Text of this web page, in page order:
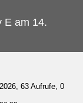
E am 14.
63 Aufrufe, 0